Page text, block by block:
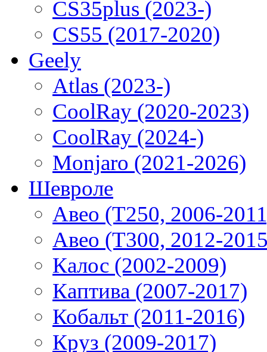
CS35plus (2023-)
CS55 (2017-2020)
Geely
Atlas (2023-)
CoolRay (2020-2023)
CoolRay (2024-)
Monjaro (2021-2026)
Шевроле
Авео (T250, 2006-
Авео (T300, 2012-
Калос (2002-2009)
Каптива (2007-2017)
Кобальт (2011-2016)
Круз (2009-2017)